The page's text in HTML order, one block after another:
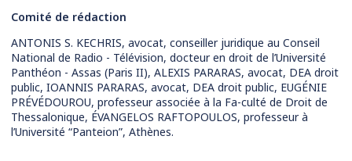
Comité de rédaction
ANTONIS S. KECHRIS, avocat, conseiller juridique au Conseil
National de Radio - Télévision, docteur en droit de l’Université
Panthéon - Assas (Paris II), ALEXIS PARARAS, avocat, DEA droit
public, IOANNIS PARARAS, avocat, DEA droit public, EUGÉNIE
PRÉVÉDOUROU, professeur associée à la Fa-culté de Droit de
Thessalonique, ÉVANGELOS RAFTOPOULOS, professeur à
l’Université “Panteion”, Athènes.